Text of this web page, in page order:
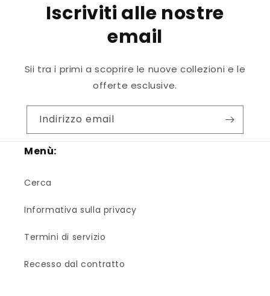
Iscriviti alle nostre
email
Sii tra i primi a scoprire le nuove collezioni e le
offerte esclusive.
Indirizzo email
Menù:
Cerca
Informativa sulla privacy
Termini di servizio
Recesso dal contratto